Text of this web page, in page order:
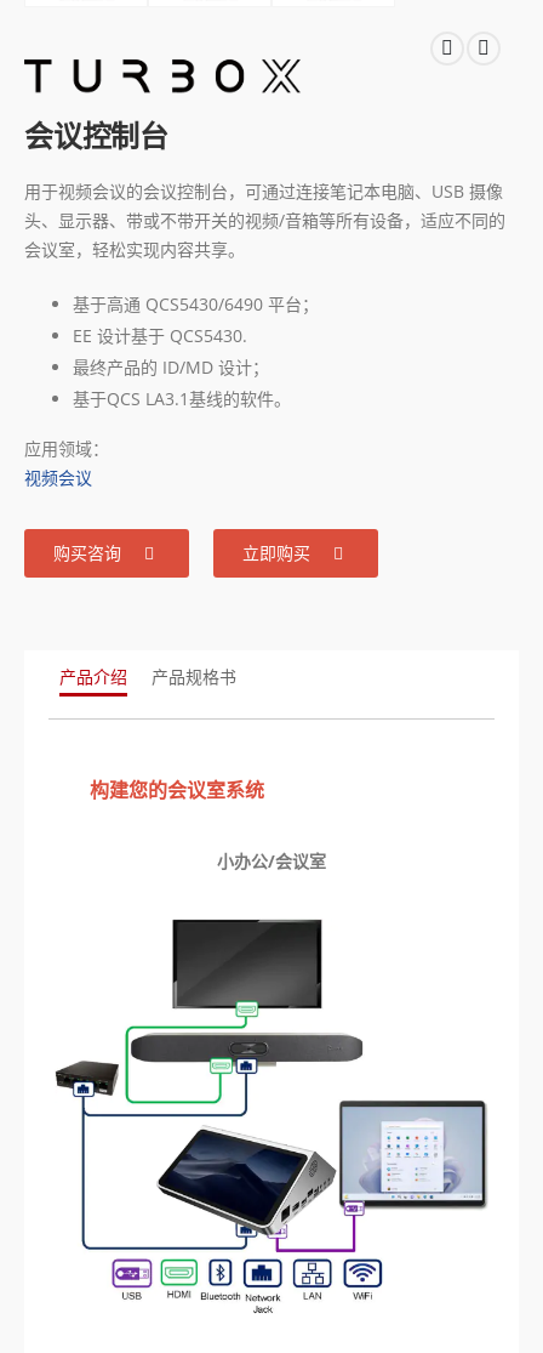
会议控制台
用于视频会议的会议控制台，可通过连接笔记本电脑、USB 摄像
头、显示器、带或不带开关的视频/音箱等所有设备，适应不同的
会议室，轻松实现内容共享。
基于高通 QCS5430/6490 平台；
EE 设计基于 QCS5430.
最终产品的 ID/MD 设计；
基于QCS LA3.1基线的软件。
应用领域：
视频会议
购买咨询 立即购买
产品介绍 产品规格书
构建您的会议室系统
小办公/会议室